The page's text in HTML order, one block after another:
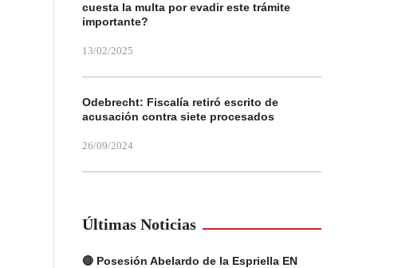
cuesta la multa por evadir este trámite
importante?
13/02/2025
Odebrecht: Fiscalía retiró escrito de
acusación contra siete procesados
26/09/2024
Últimas Noticias
🔴 Posesión Abelardo de la Espriella EN